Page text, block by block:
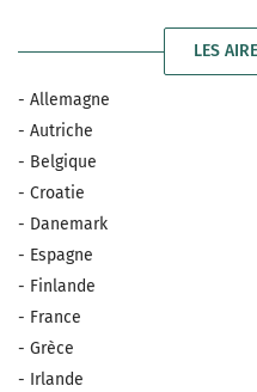
LES
- Allemagne
- Autriche
- Belgique
- Croatie
- Danemark
- Espagne
- Finlande
- France
- Grèce
- Irlande